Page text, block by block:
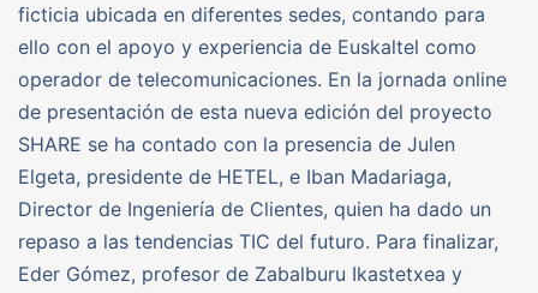
ficticia ubicada en diferentes sedes, contando para
ello con el apoyo y experiencia de Euskaltel como
operador de telecomunicaciones. En la jornada online
de presentación de esta nueva edición del proyecto
SHARE se ha contado con la presencia de Julen
Elgeta, presidente de HETEL, e Iban Madariaga,
Director de Ingeniería de Clientes, quien ha dado un
repaso a las tendencias TIC del futuro. Para finalizar,
Eder Gómez, profesor de Zabalburu Ikastetxea y